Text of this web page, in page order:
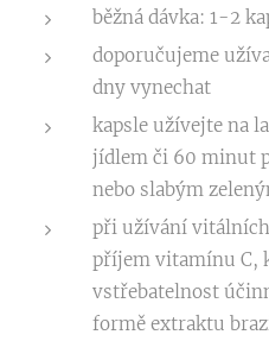
běžná dávka: 1-2
doporučujeme
dny vynechat
kapsle užívejte na
jídlem či 60 minut
nebo slabým
při užívání
příjem vitamínu C,
vstřebatelnost
formě extraktu